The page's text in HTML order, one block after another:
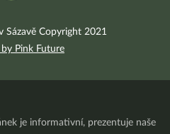
Sázavě Copyright 2021
by Pink Future
je informativní, prezentuje naše